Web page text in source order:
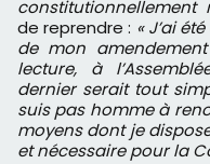
constitutionnellement
de reprendre : « J’ai
de mon
lecture, à
dernier serait tout
suis pas homme à
moyens dont je
et nécessaire pour la